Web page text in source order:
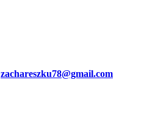
zachareszku78@gmail.com